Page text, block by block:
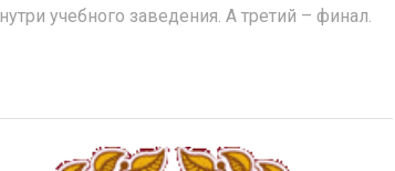
учебного заведения. А третий – финал.